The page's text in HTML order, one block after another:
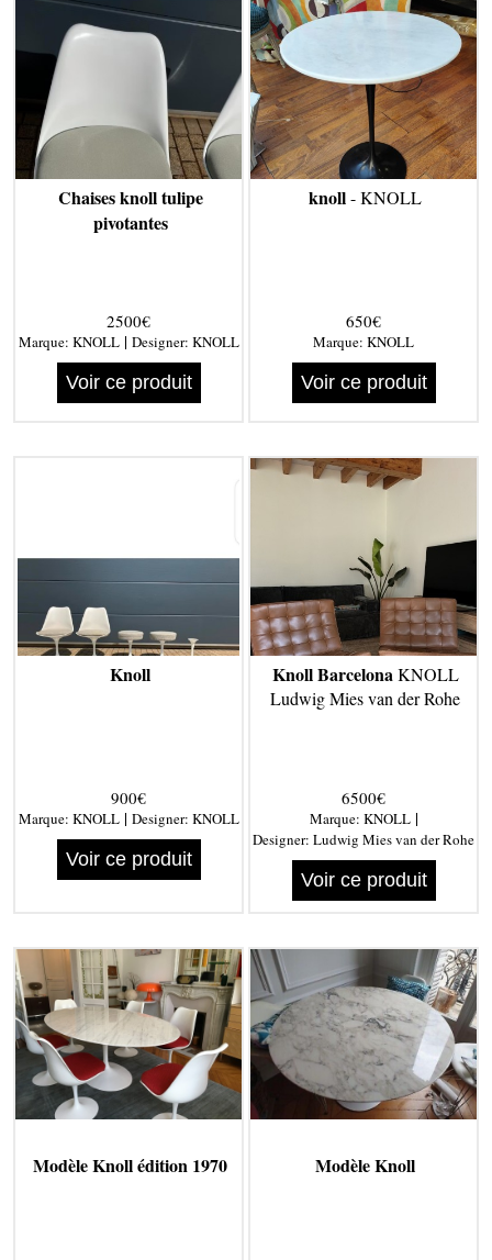
Chaises knoll tulipe
pivotantes
2500€
Marque: KNOLL| Designer: KNOLL
Voir ce produit
knoll- KNOLL
650€
Marque: KNOLL
Voir ce produit
Knoll
900€
Marque: KNOLL| Designer: KNOLL
Voir ce produit
Knoll BarcelonaKNOLL
Ludwig Mies van der Rohe
6500€
Marque: KNOLL|
Designer: Ludwig Mies van der Rohe
Voir ce produit
Modèle Knoll édition 1970 Modèle Knoll